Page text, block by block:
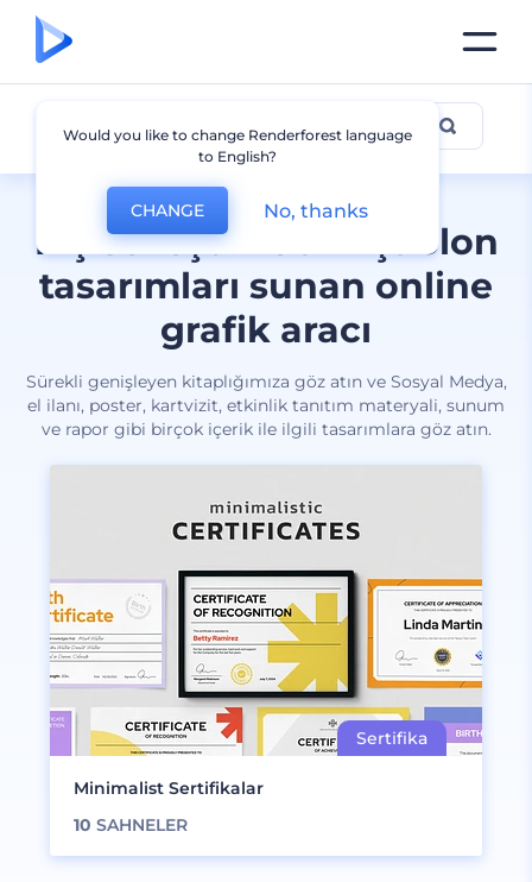
Kişiselleştirilebilir şablon
tasarımları sunan online
grafik aracı
Sürekli genişleyen kitaplığımıza göz atın ve Sosyal Medya,
el ilanı, poster, kartvizit, etkinlik tanıtım materyali, sunum
ve rapor gibi birçok içerik ile ilgili tasarımlara göz atın.
Tüm tasarımlar
Minimalist Sertifikalar
10 SAHNELER
Would you like to change Renderforest language
to English?
CHANGE No, thanks